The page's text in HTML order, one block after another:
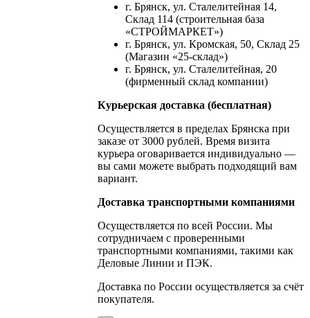
г. Брянск, ул. Сталелитейная 14,
Склад 114 (строительная база
«СТРОЙМАРКЕТ»)
г. Брянск, ул. Кромская, 50, Склад 25
(Магазин «25-склад»)
г. Брянск, ул. Сталелитейная, 20
(фирменный склад компании)
Курьерская доставка (бесплатная)
Осуществляется в пределах Брянска при
заказе от 3000 рублей. Время визита
курьера оговаривается индивидуально —
вы сами можете выбрать подходящий вам
вариант.
Доставка транспортными компаниями
Осуществляется по всей России. Мы
сотрудничаем с проверенными
транспортными компаниями, такими как
Деловые Линии и ПЭК.
Доставка по России осуществляется за счёт
покупателя.